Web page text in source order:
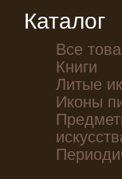
Каталог
Все
Книги
Литые
Иконы